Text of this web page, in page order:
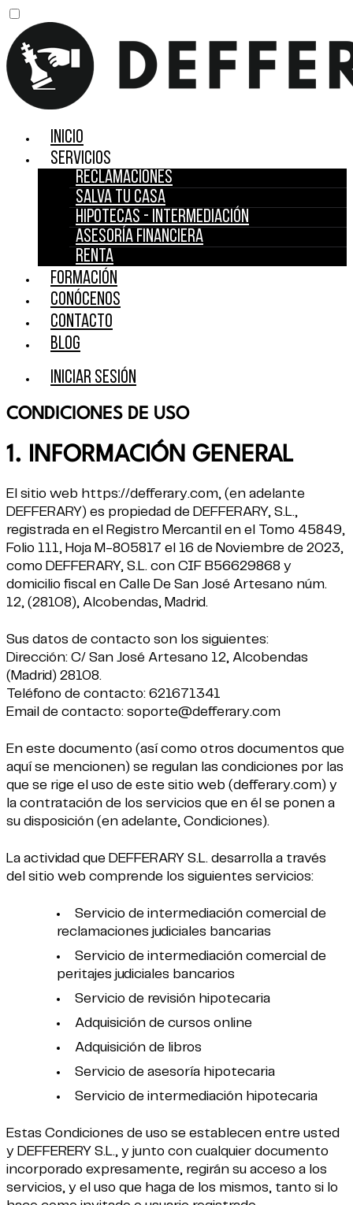
Inicio
Servicios
Reclamaciones
Salva tu casa
Hipotecas - Intermediación
Asesoría financiera
Renta
Formación
Conócenos
Contacto
Blog
Iniciar sesión
CONDICIONES DE USO
1. INFORMACIÓN GENERAL
El sitio web https://defferary.com, (en adelante
DEFFERARY) es propiedad de DEFFERARY, S.L.,
registrada en el Registro Mercantil en el Tomo 45849,
Folio 111, Hoja M-805817 el 16 de Noviembre de 2023,
como DEFFERARY, S.L. con CIF B56629868 y
domicilio fiscal en Calle De San José Artesano núm.
12, (28108), Alcobendas, Madrid.
Sus datos de contacto son los siguientes:
Dirección: C/ San José Artesano 12, Alcobendas
(Madrid) 28108.
Teléfono de contacto: 621671341
Email de contacto: soporte@defferary.com
En este documento (así como otros documentos que
aquí se mencionen) se regulan las condiciones por las
que se rige el uso de este sitio web (defferary.com) y
la contratación de los servicios que en él se ponen a
su disposición (en adelante, Condiciones).
La actividad que DEFFERARY S.L. desarrolla a través
del sitio web comprende los siguientes servicios:
Servicio de intermediación comercial de
reclamaciones judiciales bancarias
Servicio de intermediación comercial de
peritajes judiciales bancarios
Servicio de revisión hipotecaria
Adquisición de cursos online
Adquisición de libros
Servicio de asesoría hipotecaria
Servicio de intermediación hipotecaria
Estas Condiciones de uso se establecen entre usted
y DEFFERERY S.L., y junto con cualquier documento
incorporado expresamente, regirán su acceso a los
servicios, y el uso que haga de los mismos, tanto si lo